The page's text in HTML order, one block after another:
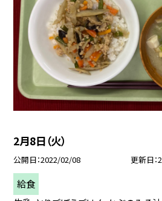
2月8日（火）
公開日 2022/02/08 更新日
給食